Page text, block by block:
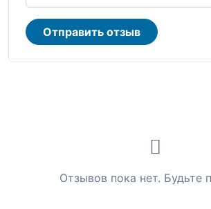
Отправить отзыв
Отзывов пока нет. Будьте